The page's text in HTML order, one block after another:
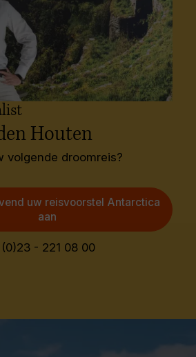
Houten
volgende droomreis?
uw reisvoorstel Antarctica
aan
- 221 08 00